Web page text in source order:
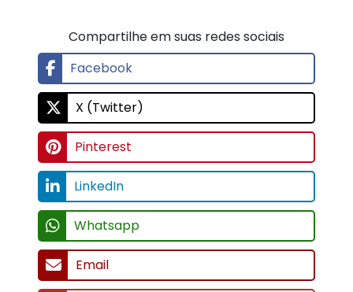
Compartilhe em suas redes sociais
Facebook
X (Twitter)
Pinterest
LinkedIn
Whatsapp
Email